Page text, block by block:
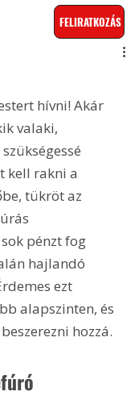
FELIRATKOZÁS
hívni! Akár
valaki,
kell rakni a
tükröt az
pénzt fog
hajlandó
ezt
alapszinten, és
hozzá.